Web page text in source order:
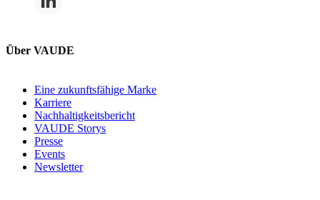
Über VAUDE
Eine zukunftsfähige Marke
Karriere
Nachhaltigkeitsbericht
VAUDE Storys
Presse
Events
Newsletter